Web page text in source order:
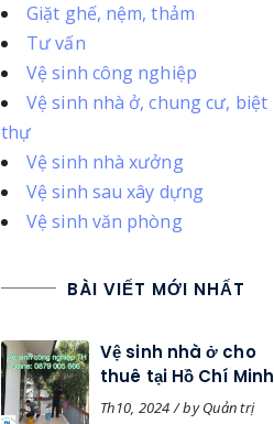
Giặt ghế, nệm, thảm
Tư vấn
Vệ sinh công nghiệp
Vệ sinh nhà ở, chung cư, biệt
thự
Vệ sinh nhà xưởng
Vệ sinh sau xây dựng
Vệ sinh văn phòng
BÀI VIẾT MỚI NHẤT
Vệ sinh nhà ở cho
thuê tại Hồ Chí Minh
Th10, 2024 / by Quản trị